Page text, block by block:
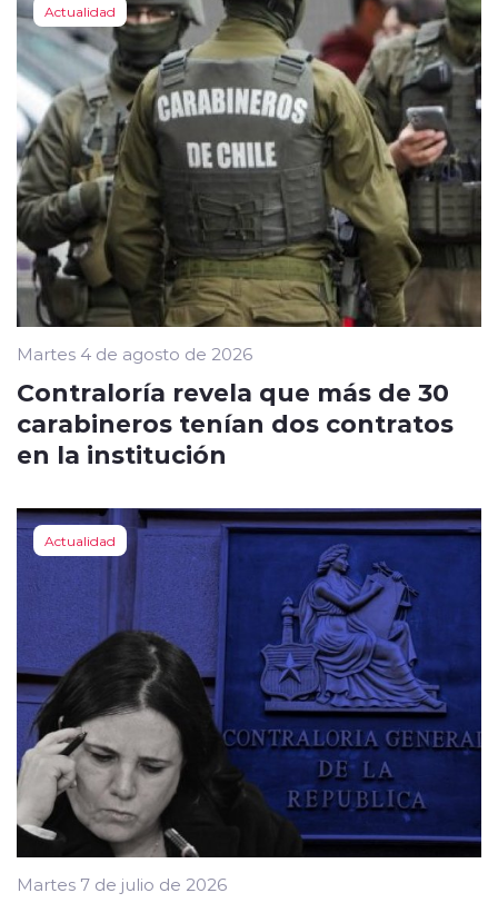
Actualidad
Martes 4 de agosto de 2026
Contraloría revela que más de 30
carabineros tenían dos contratos
en la institución
Actualidad
Martes 7 de julio de 2026